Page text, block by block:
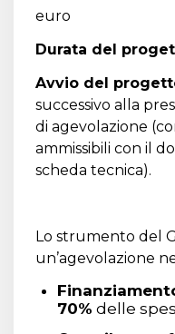
euro
Durata del
Avvio del
successivo alla
di agevolazione (
ammissibili con il
scheda tecnica).
Lo strumento del
un’agevolazione
70% delle